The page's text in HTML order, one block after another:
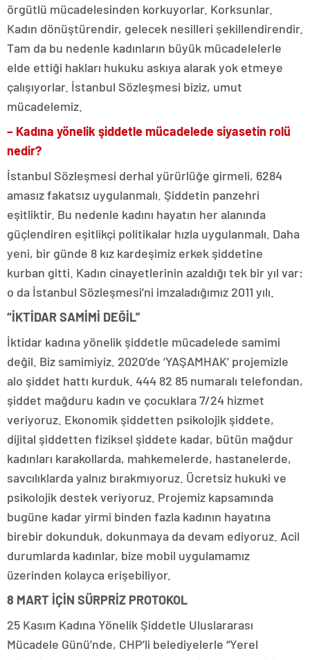
örgütlü mücadelesinden korkuyorlar. Korksunlar.
Kadın dönüştürendir, gelecek nesilleri şekillendirendir.
Tam da bu nedenle kadınların büyük mücadelelerle
elde ettiği hakları hukuku askıya alarak yok etmeye
çalışıyorlar. İstanbul Sözleşmesi biziz, umut
mücadelemiz.
– Kadına yönelik şiddetle mücadelede siyasetin rolü
nedir?
İstanbul Sözleşmesi derhal yürürlüğe girmeli, 6284
amasız fakatsız uygulanmalı. Şiddetin panzehri
eşitliktir. Bu nedenle kadını hayatın her alanında
güçlendiren eşitlikçi politikalar hızla uygulanmalı. Daha
yeni, bir günde 8 kız kardeşimiz erkek şiddetine
kurban gitti. Kadın cinayetlerinin azaldığı tek bir yıl var:
o da İstanbul Sözleşmesi’ni imzaladığımız 2011 yılı.
“İKTİDAR SAMİMİ DEĞİL”
İktidar kadına yönelik şiddetle mücadelede samimi
değil. Biz samimiyiz. 2020’de ‘YAŞAMHAK’ projemizle
alo şiddet hattı kurduk. 444 82 85 numaralı telefondan,
şiddet mağduru kadın ve çocuklara 7/24 hizmet
veriyoruz. Ekonomik şiddetten psikolojik şiddete,
dijital şiddetten fiziksel şiddete kadar, bütün mağdur
kadınları karakollarda, mahkemelerde, hastanelerde,
savcılıklarda yalnız bırakmıyoruz. Ücretsiz hukuki ve
psikolojik destek veriyoruz. Projemiz kapsamında
bugüne kadar yirmi binden fazla kadının hayatına
birebir dokunduk, dokunmaya da devam ediyoruz. Acil
durumlarda kadınlar, bize mobil uygulamamız
üzerinden kolayca erişebiliyor.
8 MART İÇİN SÜRPRİZ PROTOKOL
25 Kasım Kadına Yönelik Şiddetle Uluslararası
Mücadele Günü’nde, CHP’li belediyelerle “Yerel